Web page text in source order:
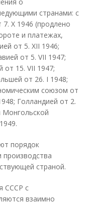
странами: с
X 1946 (продлено
и платежах,
от 5. XII 1946;
от 5. VII 1947;
от 15. VII 1947;
от 26. I 1948;
союзом от
Голландией от 2.
Монгольской
порядок
страной.
СССР с
взаимно